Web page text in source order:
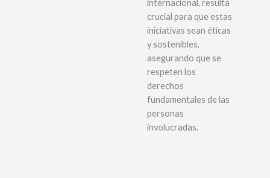
internacional, resulta
crucial para que estas
iniciativas sean éticas
y sostenibles,
asegurando que se
respeten los
derechos
fundamentales de las
personas
involucradas.